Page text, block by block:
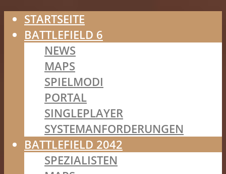
STARTSEITE
BATTLEFIELD 6
NEWS
MAPS
SPIELMODI
PORTAL
SINGLEPLAYER
SYSTEMANFORDERUNGEN
BATTLEFIELD 2042
SPEZIALISTEN